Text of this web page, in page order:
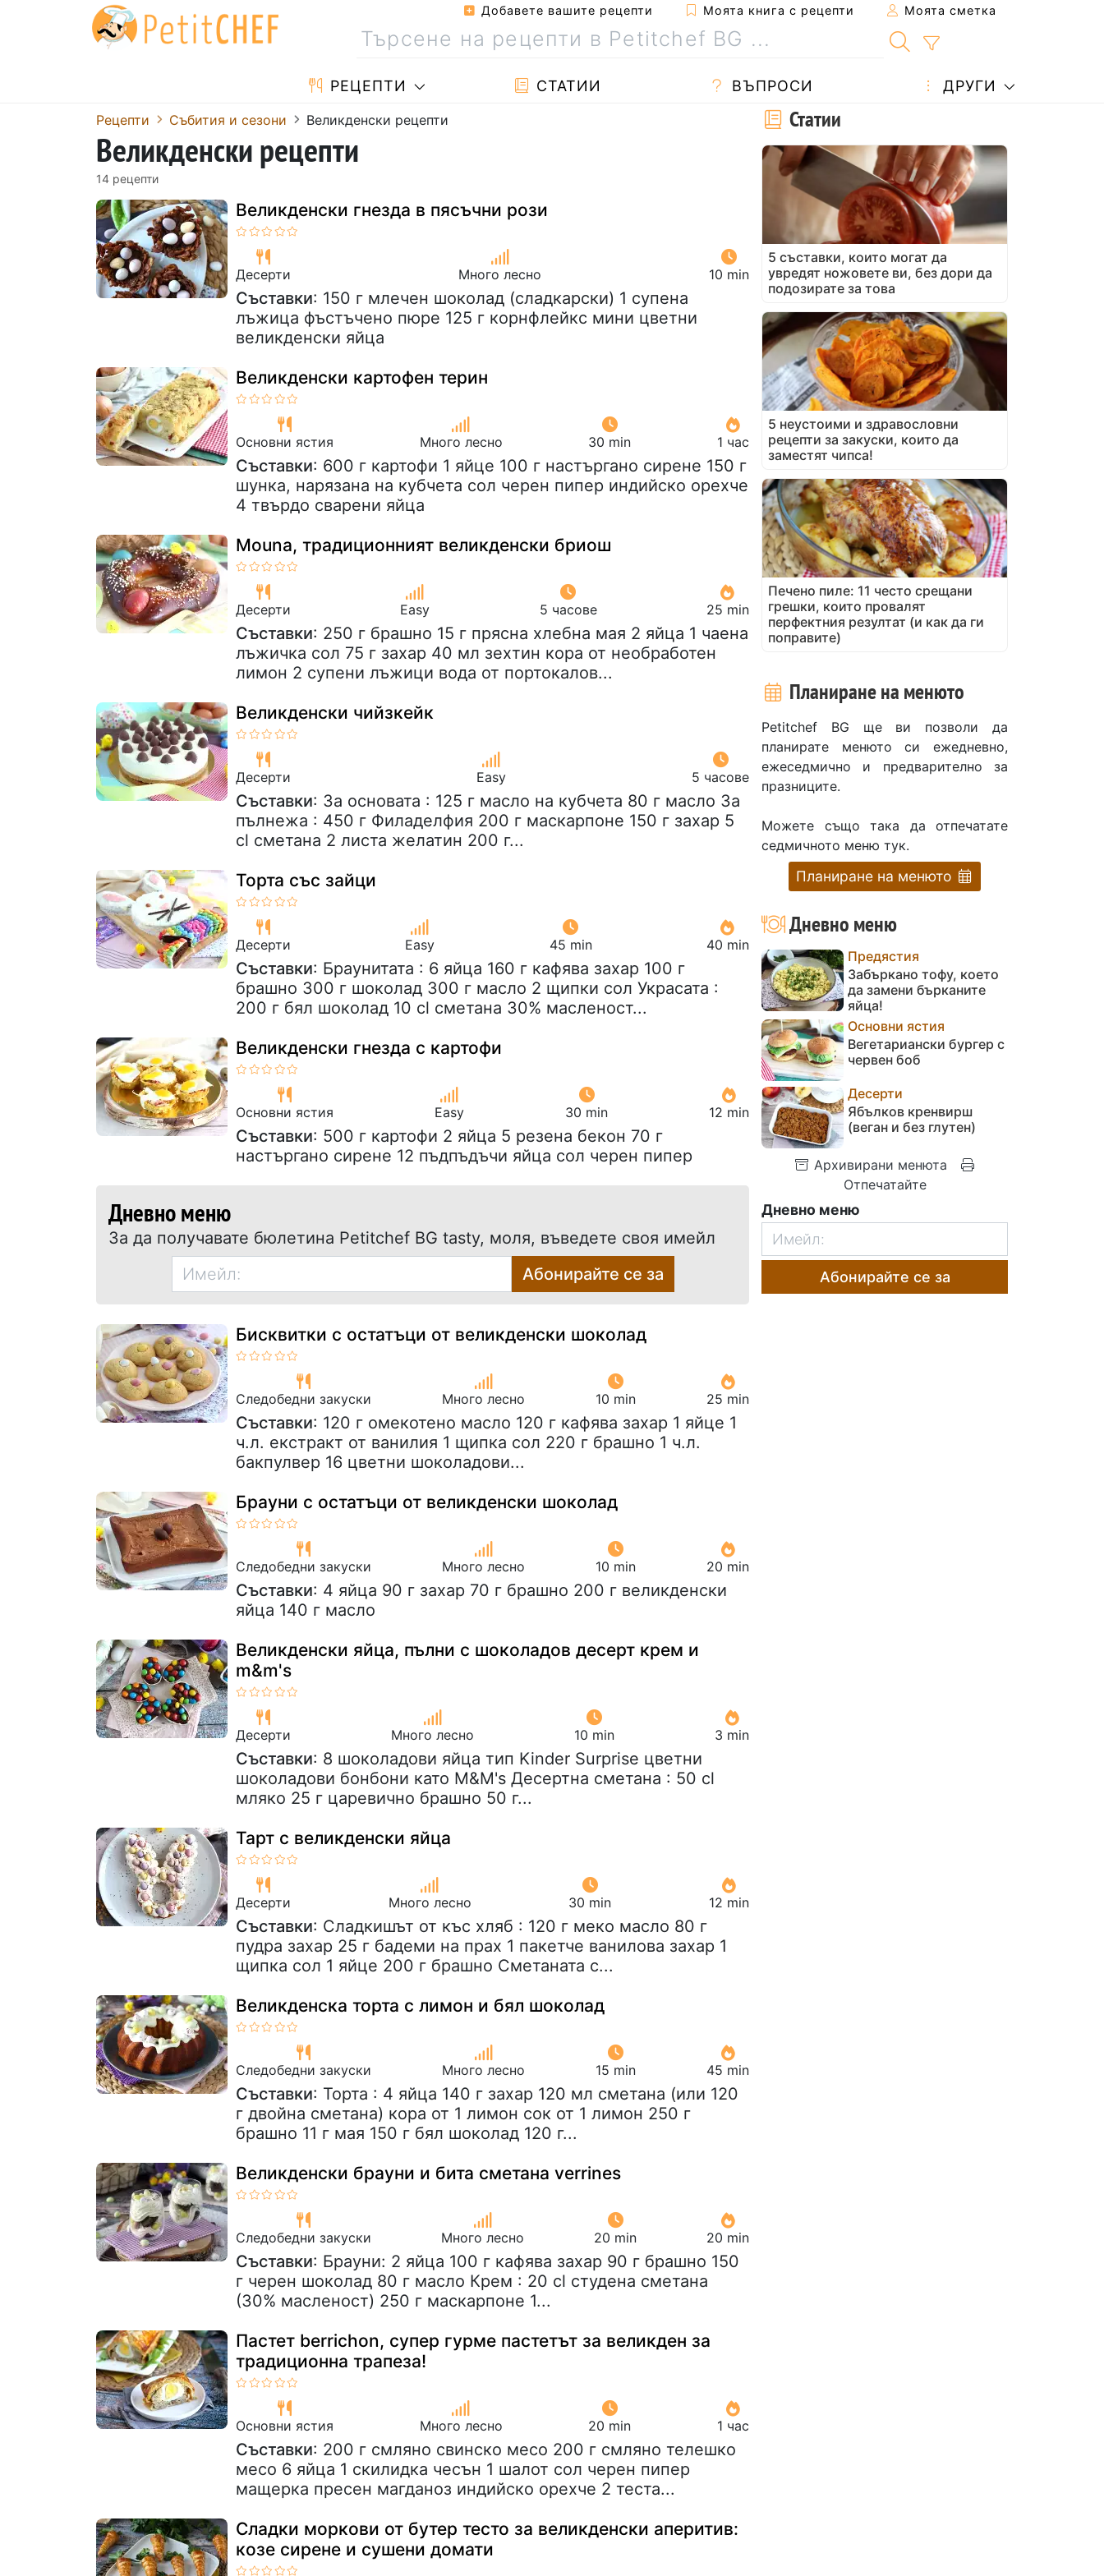
Добавете вашите рецепти Моята книга с рецепти Моята сметка
РЕЦЕПТИ СТАТИИ ВЪПРОСИ ДРУГИ
Рецепти Събития и сезони Великденски рецепти
Великденски рецепти
14 рецепти
Великденски гнезда в пясъчни рози
Десерти Много лесно 10 min
Съставки: 150 г млечен шоколад (сладкарски) 1 супена
лъжица фъстъчено пюре 125 г корнфлейкс мини цветни
великденски яйца
Великденски картофен терин
Основни ястия Много лесно 30 min 1 час
Съставки: 600 г картофи 1 яйце 100 г настъргано сирене 150 г
шунка, нарязана на кубчета сол черен пипер индийско орехче
4 твърдо сварени яйца
Mouna, традиционният великденски бриош
Десерти Easy 5 часове 25 min
Съставки: 250 г брашно 15 г прясна хлебна мая 2 яйца 1 чаена
лъжичка сол 75 г захар 40 мл зехтин кора от необработен
лимон 2 супени лъжици вода от портокалов...
Великденски чийзкейк
Десерти Easy 5 часове
Съставки: За основата : 125 г масло на кубчета 80 г масло За
пълнежа : 450 г Филаделфия 200 г маскарпоне 150 г захар 5
cl сметана 2 листа желатин 200 г...
Торта със зайци
Десерти Easy 45 min 40 min
Съставки: Браунитата : 6 яйца 160 г кафява захар 100 г
брашно 300 г шоколад 300 г масло 2 щипки сол Украсата :
200 г бял шоколад 10 cl сметана 30% масленост...
Великденски гнезда с картофи
Основни ястия Easy 30 min 12 min
Съставки: 500 г картофи 2 яйца 5 резена бекон 70 г
настъргано сирене 12 пъдпъдъчи яйца сол черен пипер
Дневно меню
За да получавате бюлетина Petitchef BG tasty, моля, въведете своя имейл
Абонирайте се за
Бисквитки с остатъци от великденски шоколад
Следобедни закуски Много лесно 10 min 25 min
Съставки: 120 г омекотено масло 120 г кафява захар 1 яйце 1
ч.л. екстракт от ванилия 1 щипка сол 220 г брашно 1 ч.л.
бакпулвер 16 цветни шоколадови...
Брауни с остатъци от великденски шоколад
Следобедни закуски Много лесно 10 min 20 min
Съставки: 4 яйца 90 г захар 70 г брашно 200 г великденски
яйца 140 г масло
Великденски яйца, пълни с шоколадов десерт крем и
m&m's
Десерти Много лесно 10 min 3 min
Съставки: 8 шоколадови яйца тип Kinder Surprise цветни
шоколадови бонбони като M&M's Десертна сметана : 50 cl
мляко 25 г царевично брашно 50 г...
Тарт с великденски яйца
Десерти Много лесно 30 min 12 min
Съставки: Сладкишът от къс хляб : 120 г меко масло 80 г
пудра захар 25 г бадеми на прах 1 пакетче ванилова захар 1
щипка сол 1 яйце 200 г брашно Сметаната с...
Великденска торта с лимон и бял шоколад
Следобедни закуски Много лесно 15 min 45 min
Съставки: Торта : 4 яйца 140 г захар 120 мл сметана (или 120
г двойна сметана) кора от 1 лимон сок от 1 лимон 250 г
брашно 11 г мая 150 г бял шоколад 120 г...
Великденски брауни и бита сметана verrines
Следобедни закуски Много лесно 20 min 20 min
Съставки: Брауни: 2 яйца 100 г кафява захар 90 г брашно 150
г черен шоколад 80 г масло Крем : 20 cl студена сметана
(30% масленост) 250 г маскарпоне 1...
Пастет berrichon, супер гурме пастетът за великден за
традиционна трапеза!
Основни ястия Много лесно 20 min 1 час
Съставки: 200 г смляно свинско месо 200 г смляно телешко
месо 6 яйца 1 скилидка чесън 1 шалот сол черен пипер
мащерка пресен магданоз индийско орехче 2 теста...
Сладки моркови от бутер тесто за великденски аперитив:
козе сирене и сушени домати
Статии
5 съставки, които могат да
увредят ножовете ви, без дори да
подозирате за това
5 неустоими и здравословни
рецепти за закуски, които да
заместят чипса!
Печено пиле: 11 често срещани
грешки, които провалят
перфектния резултат (и как да ги
поправите)
Планиране на менюто
Petitchef BG ще ви позволи да
планирате менюто си ежедневно,
ежеседмично и предварително за
празниците.
Можете също така да отпечатате
седмичното меню тук.
Планиране на менюто
Дневно меню
Предястия
Забъркано тофу, което
да замени бърканите
яйца!
Основни ястия
Вегетариански бургер с
червен боб
Десерти
Ябълков кренвирш
(веган и без глутен)
Архивирани менюта
Отпечатайте
Дневно меню
Абонирайте се за